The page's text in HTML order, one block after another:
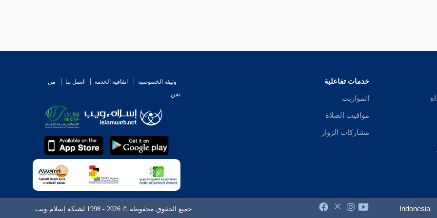
خدمات تفاعلية
المواريث
مواقيت الصلاة
مشاركات الزوار
وثيقة الخصوصية اتفاقية الخدمة اتصل بنا
من
نحن
Indonesia جميع الحقوق محفوظة © 2026 - 1998 لشبكة إسلام ويب